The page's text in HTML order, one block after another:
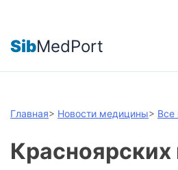
SibMedPort
Главная> Новости медицины> Все